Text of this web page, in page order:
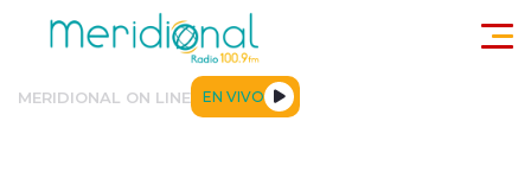
Click acá para ir directamente al contenido
MERIDIONAL ON LINE EN VIVO